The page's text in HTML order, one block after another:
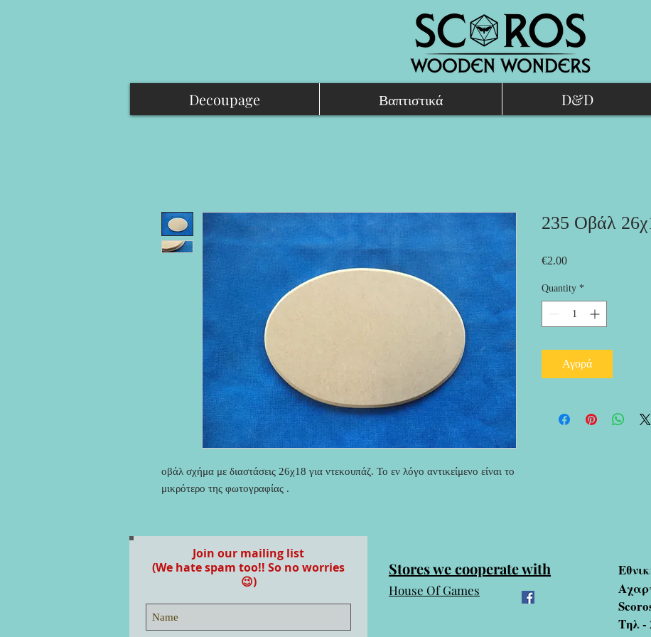
οβάλ σχήμα με διαστάσεις 26χ18 για ντεκουπάζ. Το εν λόγο αντικείμενο είναι το
μικρότερο της φωτογραφίας .
235 Οβάλ
€2.00Price
Quantity *
Αγορά
Decoupage Βαπτιστικά D&D
Join our mailing list
(We hate spam too!! So no worries
😉)
Stores we cooperate with
House Of Games
Τηλ -